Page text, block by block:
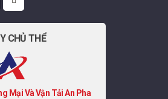
CHỦ THỂ
Mại Và Vận Tải An Pha